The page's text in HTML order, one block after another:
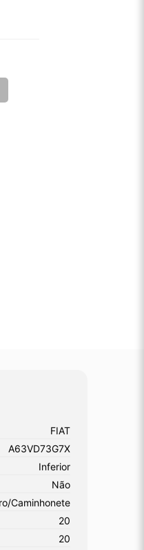
FIAT
A63VD73G7X
Inferior
Não
Caminhonete
20
20